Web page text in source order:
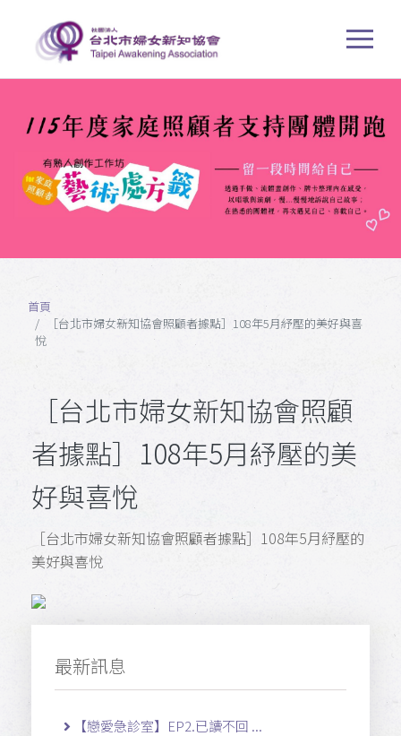
首頁
［台北市婦女新知協會照顧者據點］108年5月紓壓的美好與喜
悅
［台北市婦女新知協會照顧
者據點］108年5月紓壓的美
好與喜悅
［台北市婦女新知協會照顧者據點］108年5月紓壓的
美好與喜悅
最新訊息
【戀愛急診室】EP2.已讀不回 ...